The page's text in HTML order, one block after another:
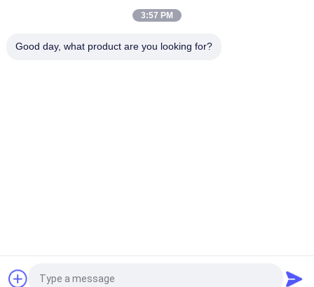
Fabriek direct 65mn Mining Vibrating Screen Square Mesh /
Vraag een offerte aan
3:57 PM
Good day, what product are you looking for?